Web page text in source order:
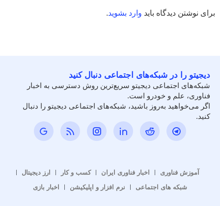
برای نوشتن دیدگاه باید وارد بشوید.
دیجیتو را در شبکه‌های اجتماعی دنبال کنید
شبکه‌های اجتماعی دیجیتو سریع‌ترین روش دسترسی به اخبار
فناوری، علم و خودرو است.
اگر می‌خواهید به‌روز باشید، شبکه‌های اجتماعی دیجیتو را دنبال
کنید.
آموزش فناوری اخبار فناوری ایران کسب و کار
ارز دیجیتال
شبکه های اجتماعی
نرم افزار و اپلیکیشن اخبار بازی